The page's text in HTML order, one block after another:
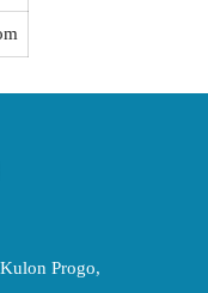
Progo,